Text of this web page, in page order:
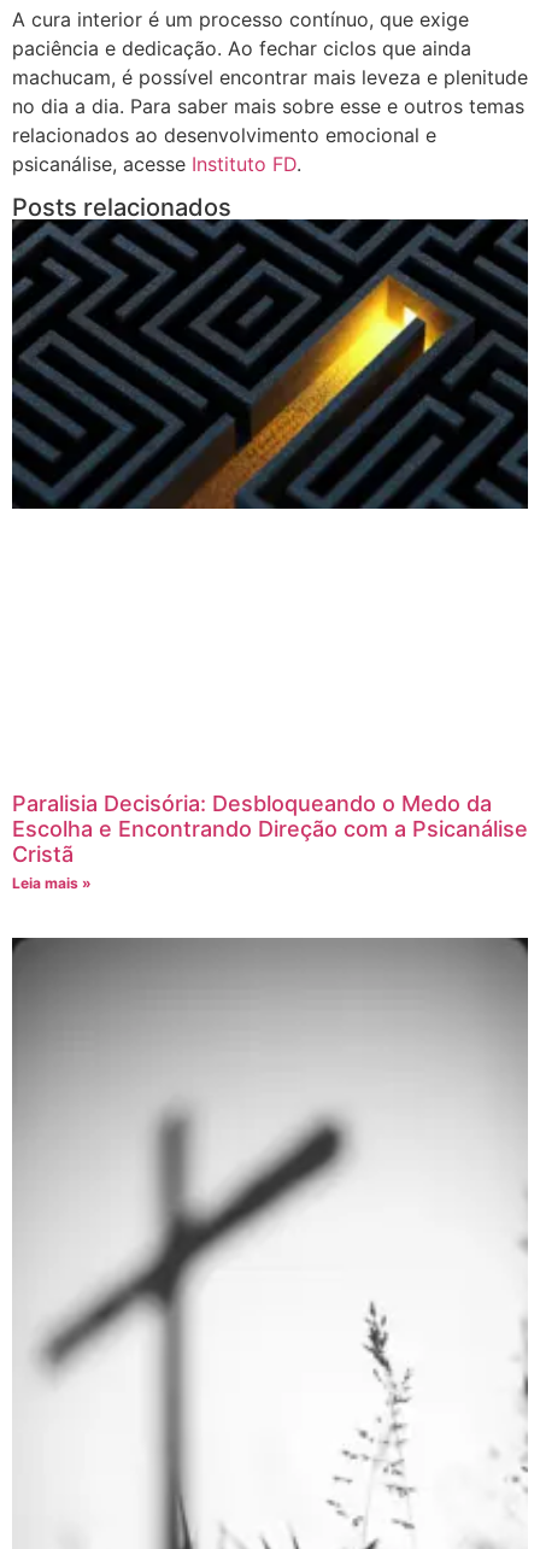
A cura interior é um processo contínuo, que exige
paciência e dedicação. Ao fechar ciclos que ainda
machucam, é possível encontrar mais leveza e plenitude
no dia a dia. Para saber mais sobre esse e outros temas
relacionados ao desenvolvimento emocional e
psicanálise, acesse Instituto FD.
Posts relacionados
Paralisia Decisória: Desbloqueando o Medo da
Escolha e Encontrando Direção com a Psicanálise
Cristã
Leia mais »